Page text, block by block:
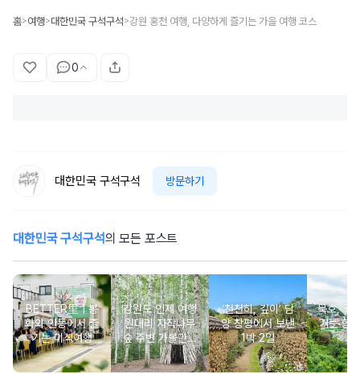
홈>여행>대한민국 구석구석>강원 홍천 여행, 다양하게 즐기는 가을 여행 코스
0
대한민국 구석구석 방문하기
대한민국 구석구석의 모든 포스트
BETTER里ㅣ봉
화와 안동에서 즐
기는 미식여행
강원도 인제 여행
원대리 자작나무
숲 주변 가볼만한
곳 추천 :: 인제 자
작나무 숲, 자작나
‘천천히, 깊이’ 담
양 창평에서 보낸
1박 2일
묵호, 걸
기는 항
여